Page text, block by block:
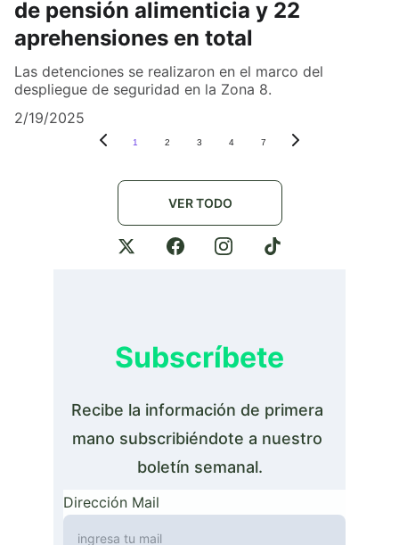
de pensión alimenticia y 22
aprehensiones en total
Las detenciones se realizaron en el marco del
despliegue de seguridad en la Zona 8.
2/19/2025
1 2 3 4 7
VER TODO
Subscríbete
Recibe la información de primera
mano subscribiéndote a nuestro
boletín semanal.
Dirección Mail